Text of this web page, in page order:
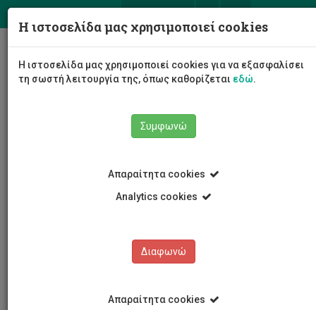
Διοικητικές Υπηρεσίες
Υπηρεσία Σπουδών και Φοιτητικής Ευημερίας
Άντρια Παπίση
Η ιστοσελίδα μας χρησιμοποιεί cookies
Η ιστοσελίδα μας χρησιμοποιεί cookies για να εξασφαλίσει
τη σωστή λειτουργία της, όπως καθορίζεται εδώ.
Συμφωνώ
Απαραίτητα cookies
Analytics cookies
Διαφωνώ
Απαραίτητα cookies